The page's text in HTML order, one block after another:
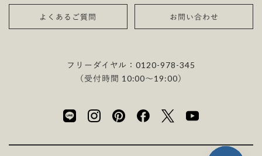
よくあるご質問 お問い合わせ
フリーダイヤル：0120-978-345
（受付時間 10:00〜19:00）